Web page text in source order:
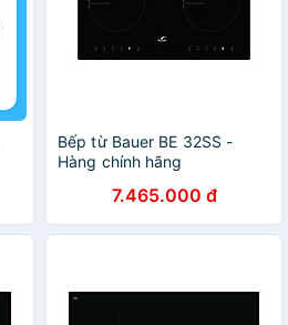
Bếp từ Bauer BE 32SS -
Hàng chính hãng
7.465.000 đ